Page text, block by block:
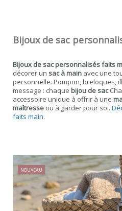
Bijoux de sac
Bijoux de sac personnalisés faits
décorer un sac à main avec une
personnelle. Pompon, breloques,
message : chaque bijou de sac
accessoire unique à offrir à une
maîtresse ou à garder pour soi.
faits main.
NOUVEAU